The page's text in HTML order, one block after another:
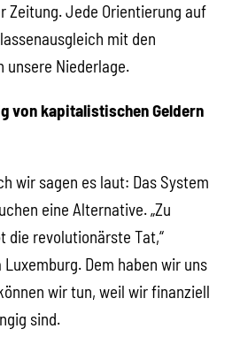
Zeitung.Jede Orientierung auf
mit den
unsere Niederlage.
von kapitalistischen Geldern
wir sagen es laut: Das System
eine Alternative.„Zu
die revolutionärste Tat,“
Dem haben wir uns
wir tun, weil wir finanziell
sind.